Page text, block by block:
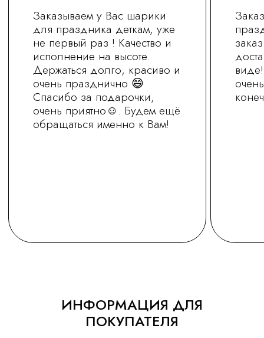
ИНФОРМАЦИЯ ДЛЯ
ПОКУПАТЕЛЯ
и не является офертой
vred01@list.ru
+7 (930) 255-77-11
Россия, г. Нижний Новгород,
ул. Невзоровых , д 111
Режим работы магазина
с 9.30 до 21.30